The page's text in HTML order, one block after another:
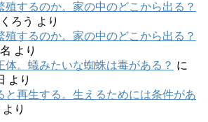
殖するのか。家の中のどこから出る？
ろう より
殖するのか。家の中のどこから出る？
より
体。蟻みたいな蜘蛛は毒がある？ に
より
と再生する。生えるためには条件があ
より